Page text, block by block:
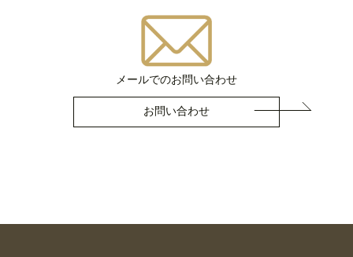
メールでのお問い合わせ
お問い合わせ